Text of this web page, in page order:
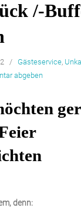
/-
/ Gästeservice,
abgeben
denn: